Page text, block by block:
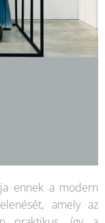
ennek a modern
amely az